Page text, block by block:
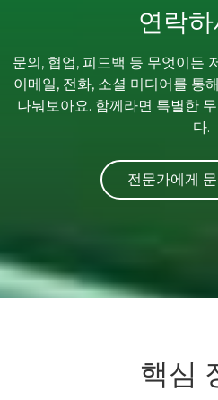
연락
문의, 협업, 피드백 등 무엇이든
이메일, 전화, 소셜 미디어를 통
나눠보아요. 함께라면 특별한
다.
전문가에게
핵심